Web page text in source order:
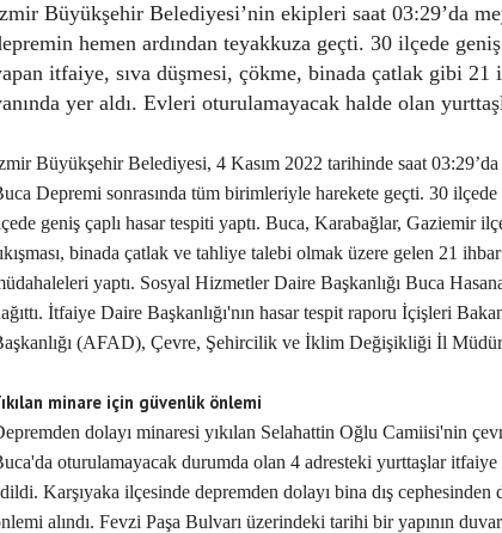
Büyükşehir Belediyesi’nin ekipleri saat 03:29’da
hemen ardından teyakkuza geçti. 30 ilçede geniş
itfaiye, sıva düşmesi, çökme, binada çatlak gibi 21
yer aldı. Evleri oturulamayacak halde olan
Büyükşehir Belediyesi, 4 Kasım 2022 tarihinde saat
Depremi sonrasında tüm birimleriyle harekete geçti. 30
geniş çaplı hasar tespiti yaptı. Buca, Karabağlar, Gaziemir
binada çatlak ve tahliye talebi olmak üzere gelen 21
yaptı. Sosyal Hizmetler Daire Başkanlığı Buca
İtfaiye Daire Başkanlığı'nın hasar tespit raporu İçişleri
(AFAD), Çevre, Şehircilik ve İklim Değişikliği İl
minare için güvenlik önlemi
dolayı minaresi yıkılan Selahattin Oğlu Camiisi'nin
oturulamayacak durumda olan 4 adresteki yurttaşlar
Karşıyaka ilçesinde depremden dolayı bina dış
alındı. Fevzi Paşa Bulvarı üzerindeki tarihi bir yapının